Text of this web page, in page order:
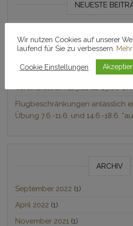
NEUESTE
Ein gelungener Austausch
Zeitungs-Artikel zu unserer
2021
Vereinsfest am 11.9.21 ab 19.00 Uhr
Flugbeschränkungen anlässlich
Übung 7.6.-11.6. und 14.6.-18.6.
ARCHIV
September 2022 (1)
April 2022 (1)
November 2021 (1)
Wir nutzen Cookies auf unserer
laufend für Sie zu verbessern.
Cookie Einstellungen